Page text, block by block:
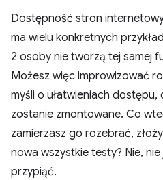
Dostępność stron
ma wielu konkretnych
2 osoby nie tworzą tej samej
Możesz więc improwizować
myśli o ułatwieniach
zostanie zmontowane. Co
zamierzasz go rozebrać,
nowa wszystkie testy? Nie,
przypiąć.